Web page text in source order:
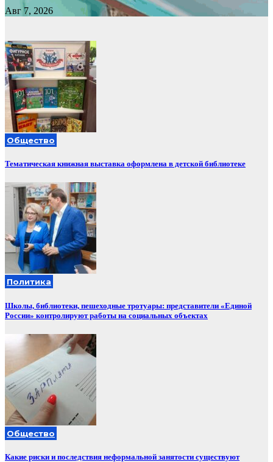
Авг 7, 2026
Общество
Тематическая книжная выставка оформлена в детской библиотеке
Политика
Школы, библиотеки, пешеходные тротуары: представители «Единой
России» контролируют работы на социальных объектах
Общество
Какие риски и последствия неформальной занятости существуют